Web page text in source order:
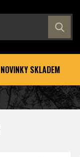
NOVINKY SKLADEM